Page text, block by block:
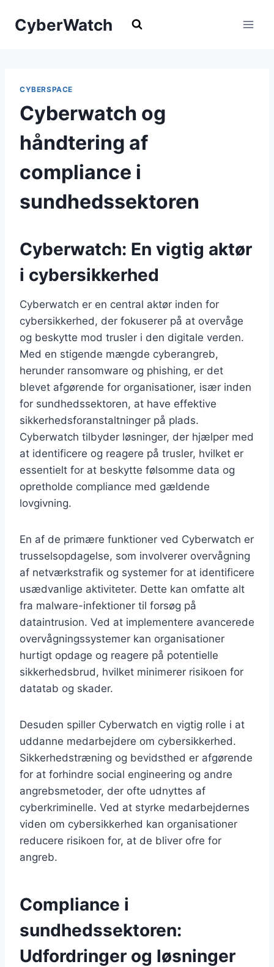
CyberWatch
CYBERSPACE
Cyberwatch og
håndtering af
compliance i
sundhedssektoren
Cyberwatch: En vigtig aktør
i cybersikkerhed
Cyberwatch er en central aktør inden for
cybersikkerhed, der fokuserer på at overvåge
og beskytte mod trusler i den digitale verden.
Med en stigende mængde cyberangreb,
herunder ransomware og phishing, er det
blevet afgørende for organisationer, især inden
for sundhedssektoren, at have effektive
sikkerhedsforanstaltninger på plads.
Cyberwatch tilbyder løsninger, der hjælper med
at identificere og reagere på trusler, hvilket er
essentielt for at beskytte følsomme data og
opretholde compliance med gældende
lovgivning.
En af de primære funktioner ved Cyberwatch er
trusselsopdagelse, som involverer overvågning
af netværkstrafik og systemer for at identificere
usædvanlige aktiviteter. Dette kan omfatte alt
fra malware-infektioner til forsøg på
dataintrusion. Ved at implementere avancerede
overvågningssystemer kan organisationer
hurtigt opdage og reagere på potentielle
sikkerhedsbrud, hvilket minimerer risikoen for
datatab og skader.
Desuden spiller Cyberwatch en vigtig rolle i at
uddanne medarbejdere om cybersikkerhed.
Sikkerhedstræning og bevidsthed er afgørende
for at forhindre social engineering og andre
angrebsmetoder, der ofte udnyttes af
cyberkriminelle. Ved at styrke medarbejdernes
viden om cybersikkerhed kan organisationer
reducere risikoen for, at de bliver ofre for
angreb.
Compliance i
sundhedssektoren:
Udfordringer og løsninger